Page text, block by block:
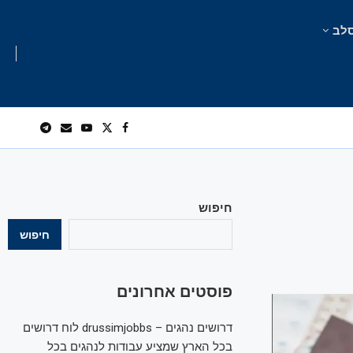
חיפוש
חיפוש
פוסטים אחרונים
דרושים נהגים – drussimjobbs לוח דרושים
בכל הארץ שמציע עבודות לנהגים בכל